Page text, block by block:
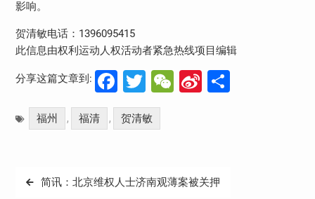
影响。
贺清敏电话：1396095415
此信息由权利运动人权活动者紧急热线项目编辑
分享这篇文章到: Facebook
Twitter
WeChat
Sina分
福州 , 福清 , 贺清敏
文
简讯：北京维权人士济南观薄案被关押